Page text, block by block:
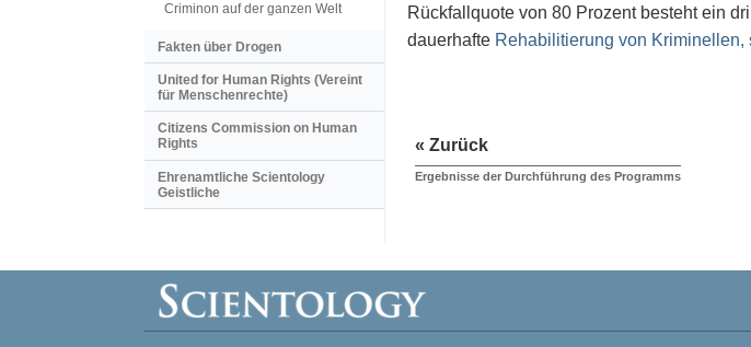
Rückfallquote von 80 Prozent besteht ein
dauerhafte Rehabilitierung von
« Zurück
Ergebnisse der Durchführung des Programms
Criminon auf der ganzen Welt
Fakten über Drogen
United for Human Rights (Vereint
für Menschenrechte)
Citizens Commission on Human
Rights
Ehrenamtliche Scientology
Geistliche